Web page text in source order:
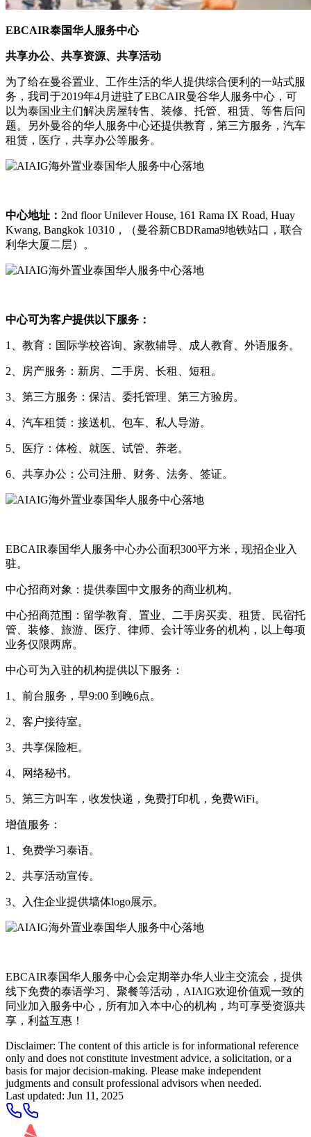
EBCAIR泰国华人服务中心
共享办公、共享资源、共享活动
为了给在曼谷置业、工作生活的华人提供综合便利的一站式服
务，我司于2019年4月进驻了EBCAIR曼谷华人服务中心，可
以为泰国业主们解决房屋转售、装修、托管、租赁、等售后问
题。另外曼谷的华人服务中心还提供教育，第三方服务，汽车
租赁，医疗，共享办公等服务。
中心地址： 2nd floor Unilever House, 161 Rama IX Road, Huay
Kwang, Bangkok 10310，（曼谷新CBDRama9地铁站口，联合
利华大厦二层）。
中心可为客户提供以下服务：
1、教育：国际学校咨询、家教辅导、成人教育、外语服务。
2、房产服务：新房、二手房、长租、短租。
3、第三方服务：保洁、委托管理、第三方验房。
4、汽车租赁：接送机、包车、私人导游。
5、医疗：体检、就医、试管、养老。
6、共享办公：公司注册、财务、法务、签证。
EBCAIR泰国华人服务中心办公面积300平方米，现招企业入
驻。
中心招商对象：提供泰国中文服务的商业机构。
中心招商范围：留学教育、置业、二手房买卖、租赁、民宿托
管、装修、旅游、医疗、律师、会计等业务的机构，以上每项
业务仅限两席。
中心可为入驻的机构提供以下服务：
1、前台服务，早9:00 到晚6点。
2、客户接待室。
3、共享保险柜。
4、网络秘书。
5、第三方叫车，收发快递，免费打印机，免费WiFi。
增值服务：
1、免费学习泰语。
2、共享活动宣传。
3、入住企业提供墙体logo展示。
EBCAIR泰国华人服务中心会定期举办华人业主交流会，提供
线下免费的泰语学习、聚餐等活动，AIAIG欢迎价值观一致的
同业加入服务中心，所有加入本中心的机构，均可享受资源共
享，利益互惠！
Disclaimer: The content of this article is for informational reference
only and does not constitute investment advice, a solicitation, or a
basis for major decision-making. Please make independent
judgments and consult professional advisors when needed.
Last updated: Jun 11, 2025